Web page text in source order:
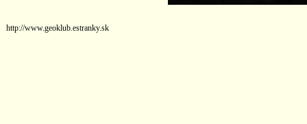
http://www.geoklub.estranky.sk